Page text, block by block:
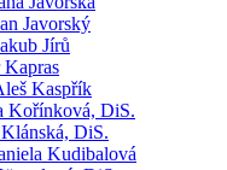
Javorský
Jírů
Kaspřík
Kořínková, DiS.
DiS.
Kudibalová